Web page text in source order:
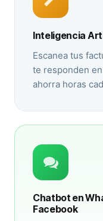
Inteligencia
Escanea tus
te responden
ahorra horas
Chatbot en
Facebook